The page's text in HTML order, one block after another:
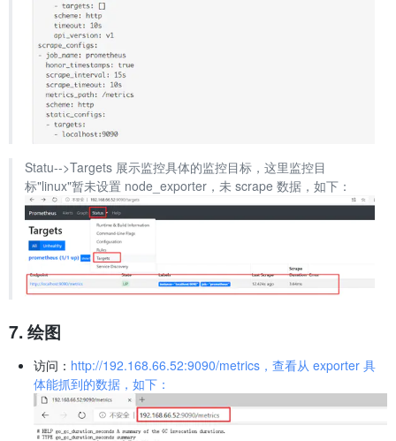
Statu-->Targets 展示监控具体的监控目标，这里监控目
标"linux"暂未设置 node_exporter，未 scrape 数据，如下：
7. 绘图
访问： http://192.168.66.52:9090/metrics，查看从 exporter 具
体能抓到的数据，如下：